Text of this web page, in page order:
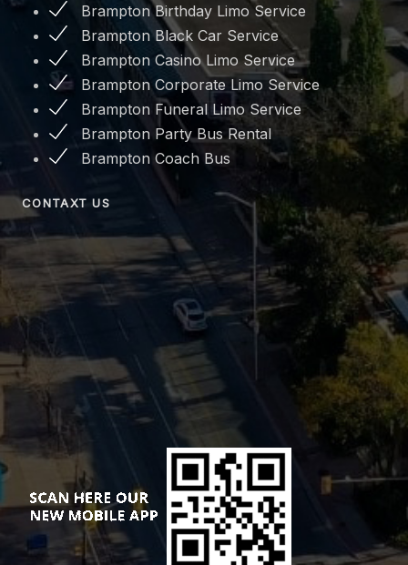
Brampton Birthday Limo Service
Brampton Black Car Service
Brampton Casino Limo Service
Brampton Corporate Limo Service
Brampton Funeral Limo Service
Brampton Party Bus Rental
Brampton Coach Bus
CONTAXT US